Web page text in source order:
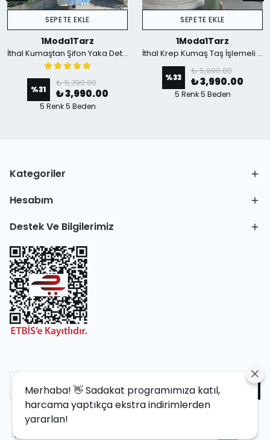
SEPETE EKLE
1Moda1Tarz
İthal Kumaştan Şifon Yaka Detaylı Piliseli Kemerli Astarlı Özel Tasarım Elbise - mavi
%31
₺ 5,790.00
₺ 3,990.00
5 Renk 5 Beden
SEPETE EKLE
1Moda1Tarz
İthal Krep Kumaş Taş İşlemeli Askılı Astarlı Özel Tasarım Yırtmaçlı Maxi Elbise - Yeşil
%33
₺ 5,990.00
₺ 3,990.00
5 Renk 5 Beden
Kategoriler
Hesabım
Destek Ve Bilgilerimiz
Merhaba! 👋 Sadakat programımıza katıl,
harcama yaptıkça ekstra indirimlerden
yararlan!